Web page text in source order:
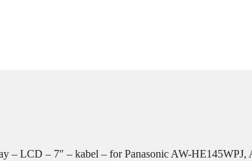
– LCD – 7″ – kabel – for Panasonic AW-